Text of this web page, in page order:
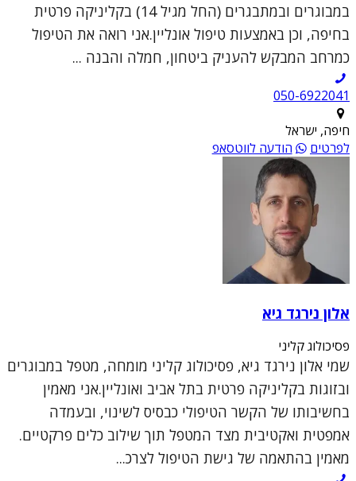
במבוגרים ובמתבגרים (החל מגיל 14) בקליניקה פרטית
בחיפה, וכן באמצעות טיפול אונליין.אני רואה את הטיפול
כמרחב המבקש להעניק ביטחון, חמלה והבנה ...
050-6922041
חיפה, ישראל
לפרטים
הודעה לווטסאפ
אלון נירגד גיא
פסיכולוג קליני
שמי אלון נירגד גיא, פסיכולוג קליני מומחה, מטפל במבוגרים
ובזוגות בקליניקה פרטית בתל אביב ואונליין.אני מאמין
בחשיבותו של הקשר הטיפולי כבסיס לשינוי, ובעמדה
אמפטית ואקטיבית מצד המטפל תוך שילוב כלים פרקטיים.
מאמין בהתאמה של גישת הטיפול לצרכ...